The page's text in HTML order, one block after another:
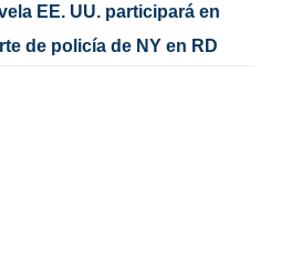
EE. UU. participará en
de policía de NY en RD